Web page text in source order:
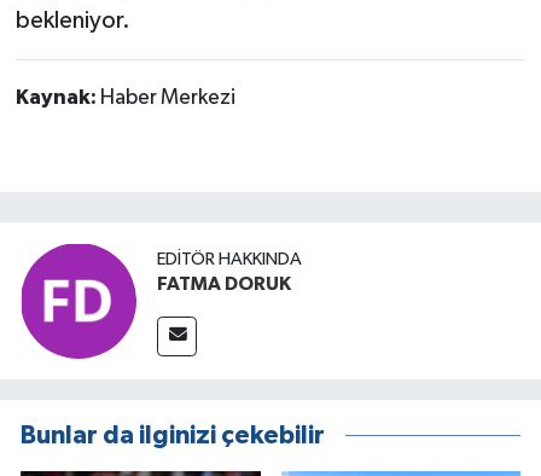
bekleniyor.
Kaynak: Haber Merkezi
EDITÖR HAKKINDA
FATMA DORUK
Bunlar da ilginizi çekebilir